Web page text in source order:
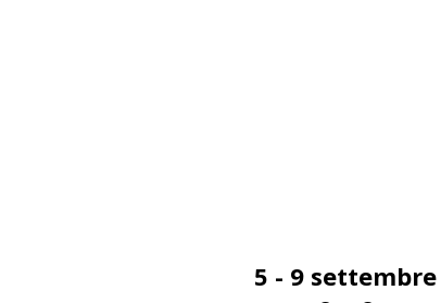
5 - 9 settembre